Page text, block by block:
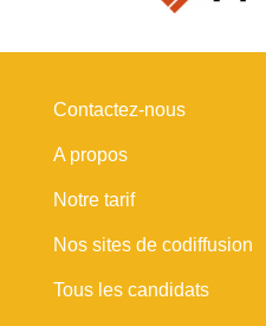
Contactez-nous
A propos
Notre tarif
Nos sites de codiffusion
Tous les candidats